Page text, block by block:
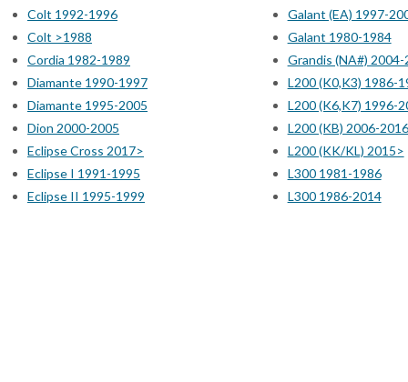
Colt 1992-1996
Colt >1988
Cordia 1982-1989
Diamante 1990-1997
Diamante 1995-2005
Dion 2000-2005
Eclipse Cross 2017>
Eclipse I 1991-1995
Eclipse II 1995-1999
Galant (EA) 1997-
Galant 1980-1984
Grandis (NA#) 2004-
L200 (K0,K3) 1986-
L200 (K6,K7) 1996-
L200 (KB) 2006-2016
L200 (KK/KL) 2015>
L300 1981-1986
L300 1986-2014